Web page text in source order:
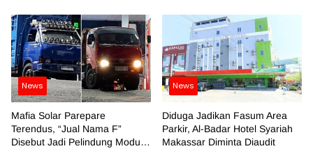
News
Mafia Solar Parepare
Terendus, “Jual Nama F”
Disebut Jadi Pelindung Modus
News
Diduga Jadikan Fasum Area
Parkir, Al-Badar Hotel Syariah
Makassar Diminta Diaudit